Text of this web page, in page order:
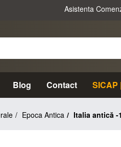
Asistenta
Blog Contact SICAP
Epoca Antica Italia antică -